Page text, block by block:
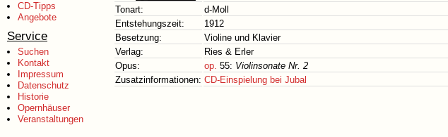
CD-Tipps
Angebote
Service
Suchen
Kontakt
Impressum
Datenschutz
Historie
Opernhäuser
Veranstaltungen
Tonart:
d-Moll
Entstehungszeit:
1912
Besetzung:
Violine und Klavier
Verlag:
Ries & Erler
Opus:
op. 55: Violinsonate Nr. 2
Zusatzinformationen: CD-Einspielung bei Jubal